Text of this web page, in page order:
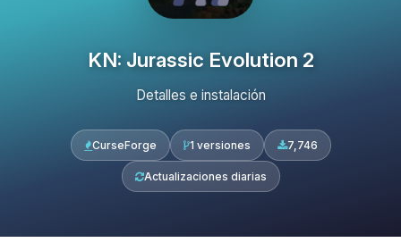
KN: Jurassic Evolution 2
Detalles e instalación
CurseForge 1 versiones 7,746
Actualizaciones diarias